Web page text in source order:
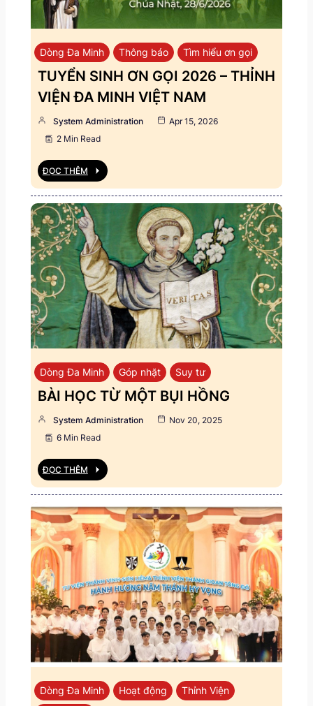
Dòng Đa Minh Thông báo Tìm hiểu ơn gọi
TUYỂN SINH ƠN GỌI 2026 – THỈNH
VIỆN ĐA MINH VIỆT NAM
System Administration
Apr 15, 2026
2 Min Read
ĐỌC THÊM
Dòng Đa Minh Góp nhặt Suy tư
BÀI HỌC TỪ MỘT BỤI HỒNG
System Administration
Nov 20, 2025
6 Min Read
ĐỌC THÊM
Dòng Đa Minh Hoạt động
Thỉnh Viện